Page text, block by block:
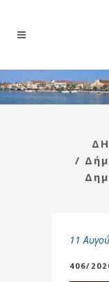
/
11
406/